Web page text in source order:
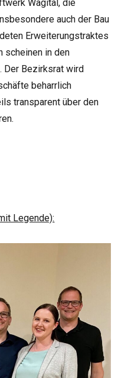
Wägital, die
auch der Bau
Erweiterungstraktes
scheinen in den
Der Bezirksrat wird
beharrlich
transparent über den
Legende):